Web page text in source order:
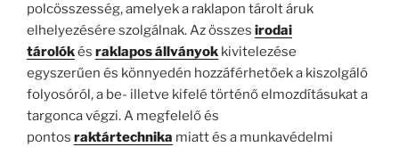
polcösszesség, amelyek a raklapon tárolt áruk
elhelyezésére szolgálnak. Az összes irodai
tárolókés raklapos állványok kivitelezése
egyszerűen és könnyedén hozzáférhetőek a kiszolgáló
folyosóról, a be- illetve kifelé történő elmozdításukat a
targonca végzi. A megfelelő és
pontos raktártechnika miatt és a munkavédelmi